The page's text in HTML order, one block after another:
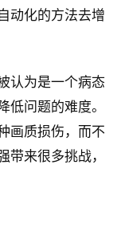
动化的方法去增
认为是一个病态
低问题的难度。
画质损伤，而不
带来很多挑战，